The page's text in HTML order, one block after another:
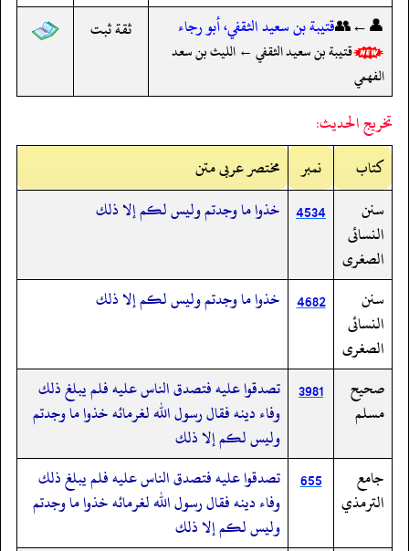
👤←👥قتيبة بن سعيد الثقفي، أبو رجاء
قتيبة بن سعيد الثقفي ← الليث بن سعد
الفهمي
ثقة ثبت
تخريج الحديث:
کتاب
نمبر
مختصر عربی متن
سنن
النسائى
الصغرى
4534 خذوا ما وجدتم وليس لكم إلا ذلك
سنن
النسائى
الصغرى
4682 خذوا ما وجدتم وليس لكم إلا ذلك
صحيح
مسلم
3981
تصدقوا عليه فتصدق الناس عليه فلم يبلغ ذلك
وفاء دينه فقال رسول الله لغرمائه خذوا ما وجدتم
وليس لكم إلا ذلك
جامع
الترمذي
655
تصدقوا عليه فتصدق الناس عليه فلم يبلغ ذلك
وفاء دينه فقال رسول الله لغرمائه خذوا ما وجدتم
وليس لكم إلا ذلك